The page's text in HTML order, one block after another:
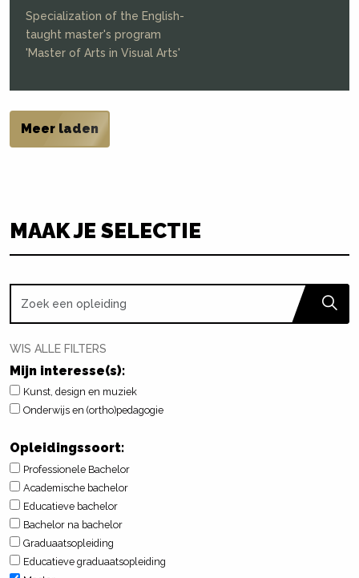
Specialization of the English-
taught master's program
'Master of Arts in Visual Arts'
Meer laden
MAAK JE SELECTIE
WIS ALLE FILTERS
Mijn interesse(s):
Kunst, design en muziek
Onderwijs en (ortho)pedagogie
Opleidingssoort:
Professionele Bachelor
Academische bachelor
Educatieve bachelor
Bachelor na bachelor
Graduaatsopleiding
Educatieve graduaatsopleiding